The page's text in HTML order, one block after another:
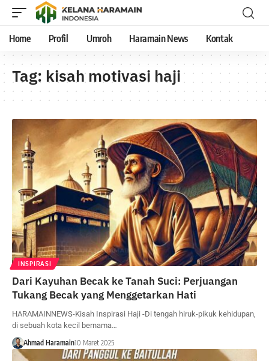
Home Profil Umroh Haramain News Kontak
Tag: kisah motivasi haji
INSPIRASI
Dari Kayuhan Becak ke Tanah Suci: Perjuangan
Tukang Becak yang Menggetarkan Hati
HARAMAINNEWS-Kisah Inspirasi Haji -Di tengah hiruk-pikuk kehidupan,
di sebuah kota kecil bernama…
Ahmad Haramain10 Maret 2025